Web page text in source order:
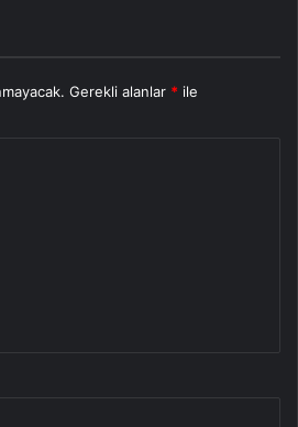
Gerekli alanlar * ile